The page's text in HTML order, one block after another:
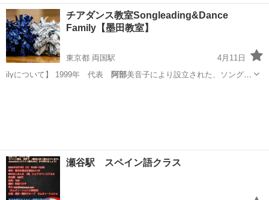
ーディ…
東京 台東区 浅草駅 その他
チアダンス教室Songleading&Dance
Family【墨田教室】
東京都 両国駅
4月11日
ilyについて】 1999年 代表
阿部美音子により設立された、ソングリ
瀬谷駅 スペイン語クラス